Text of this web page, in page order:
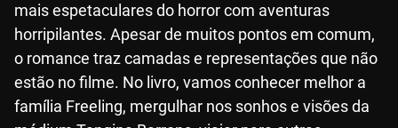
mais espetaculares do horror com aventuras
horripilantes. Apesar de muitos pontos em comum,
o romance traz camadas e representações que não
estão no filme. No livro, vamos conhecer melhor a
família Freeling, mergulhar nos sonhos e visões da